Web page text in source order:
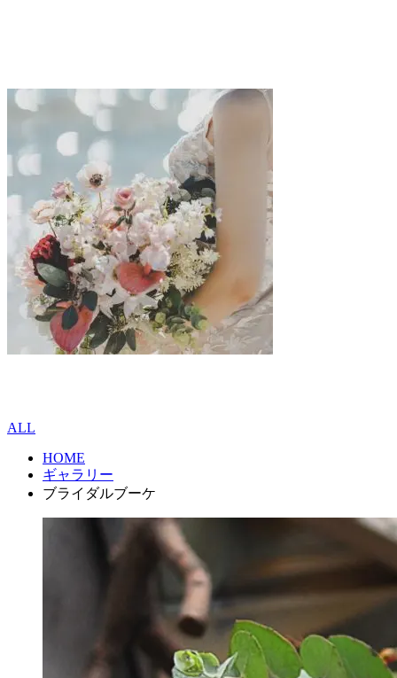
ALL
HOME
ギャラリー
ブライダルブーケ